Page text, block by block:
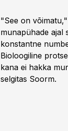
"See on
munapühade ajal
konstantne
Bioloogiline
kana ei hakka
selgitas Soorm.